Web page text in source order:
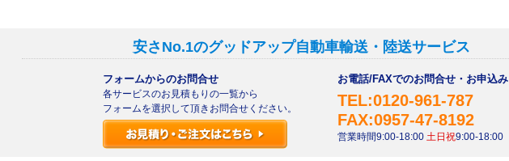
安さNo.1のグッドアップ自動車輸送・陸送サービス
フォームからのお問合せ
各サービスのお見積もりの一覧から
フォームを選択して頂きお問合せください。
お電話/FAXでのお問合せ・お申込み
TEL:0120-961-787
FAX:0957-47-8192
営業時間9:00-18:00 土日祝9:00-18:00